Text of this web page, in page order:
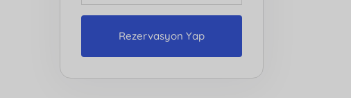
Kişi Sayısı
Rezervasyon Yap